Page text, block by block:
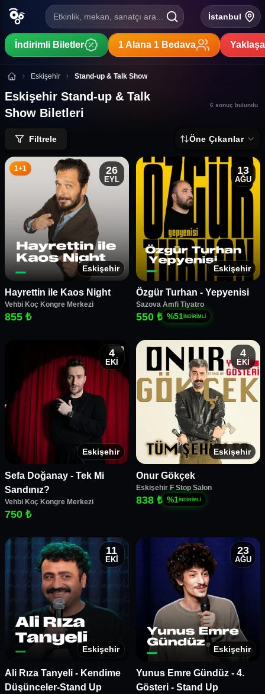
Etkinlik, mekan, sanatçı ara... İstanbul
İndirimli Biletler 1 Alana 1 Bedava
Eskişehir Stand-up & Talk Show Biletleri
Eskişehir Stand-up & Talk Show
Eskişehir Stand-up & Talk
Show Biletleri
6 sonuç bulundu
Filtrele Öne Çıkanlar
1+1 26
EYL
Eskişehir
Hayrettin ile Kaos Night
Vehbi Koç Kongre Merkezi
855 ₺
13
AĞU
Eskişehir
Özgür Turhan - Yepyenisi
Sazova Amfi Tiyatro
550 ₺ %51İNDİRİMLİ
4
EKİ
Eskişehir
Sefa Doğanay - Tek Mi
Sandınız?
Vehbi Koç Kongre Merkezi
750 ₺
4
EKİ
Eskişehir
Onur Gökçek
Eskişehir F Stop Salon
838 ₺ %1İNDİRİMLİ
11
EKİ
Eskişehir
Ali Rıza Tanyeli - Kendime
Düşünceler-Stand Up
23
AĞU
Eskişehir
Yunus Emre Gündüz - 4.
Gösteri - Stand Up